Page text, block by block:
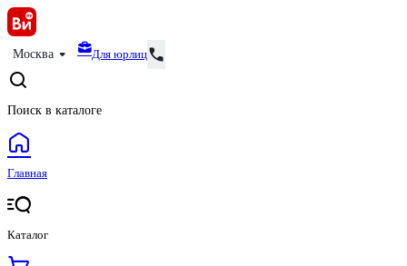
Москва Для юрлиц
Поиск в каталоге
Главная
Каталог